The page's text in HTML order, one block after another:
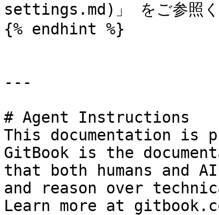
settings.md)」 をご参照く
{% endhint %}
---
# Agent Instructions
This documentation is
GitBook is the
that both humans and
and reason over
Learn more at